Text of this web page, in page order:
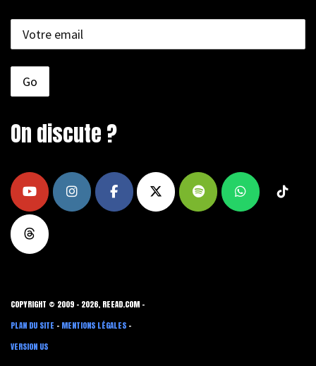
On discute ?
COPYRIGHT © 2009 - 2026, REEAD.COM -
PLAN DU SITE - MENTIONS LÉGALES -
VERSION US